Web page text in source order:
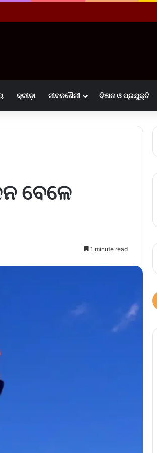
କ୍ରୀଡ଼ା ଜୀବନଶୈଳୀ ବିଜ୍ଞାନ ଓ ପ୍ରଯୁକ୍ତି
ବେଳେ
1 minute read